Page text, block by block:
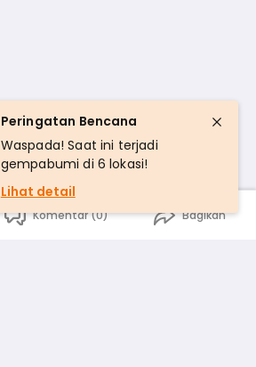
Komentar (0) Bagikan
Peringatan Bencana
Waspada! Saat ini terjadi
gempabumi di 6 lokasi!
Lihat detail